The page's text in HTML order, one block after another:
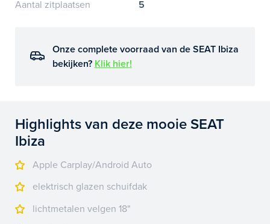
Aantal zitplaatsen
5
Onze complete voorraad van de SEAT Ibiza
bekijken? Klik hier!
Highlights van deze mooie SEAT
Ibiza
Apple Carplay/Android Auto
elektrisch glazen schuifdak
lichtmetalen velgen 18"